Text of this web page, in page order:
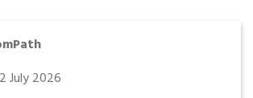
July2026